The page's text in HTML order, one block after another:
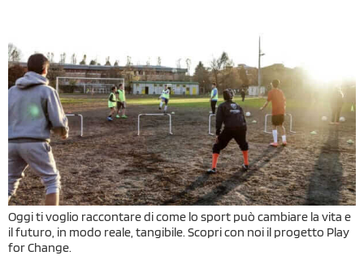
Oggi ti voglio raccontare di come lo sport può cambiare la vita e
il futuro, in modo reale, tangibile. Scopri con noi il progetto Play
for Change.